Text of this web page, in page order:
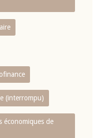
(interrompu)
économiques de